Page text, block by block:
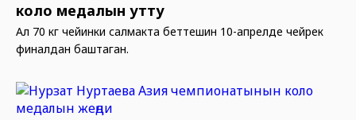
коло медалын утту
Ал 70 кг чейинки салмакта беттешин 10-апрелде чейрек
финалдан баштаган.